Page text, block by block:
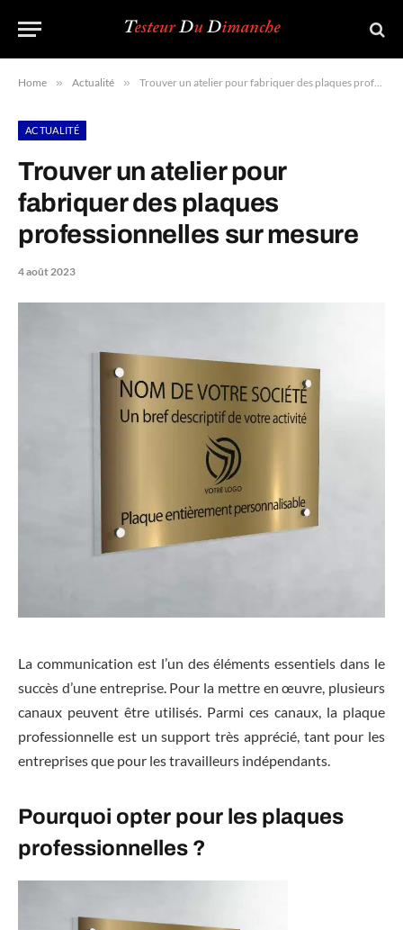
Home » Actualité » Trouver un atelier pour fabriquer des plaques professionnelles sur mesure
ACTUALITÉ
Trouver un atelier pour
fabriquer des plaques
professionnelles sur mesure
4 août 2023
La communication est l’un des éléments essentiels dans le
succès d’une entreprise. Pour la mettre en œuvre, plusieurs
canaux peuvent être utilisés. Parmi ces canaux, la plaque
professionnelle est un support très apprécié, tant pour les
entreprises que pour les travailleurs indépendants.
Pourquoi opter pour les plaques
professionnelles ?